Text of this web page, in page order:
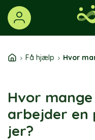
Skip
content
Få hjælp Hvor
Hvor
arbejder en
jer?